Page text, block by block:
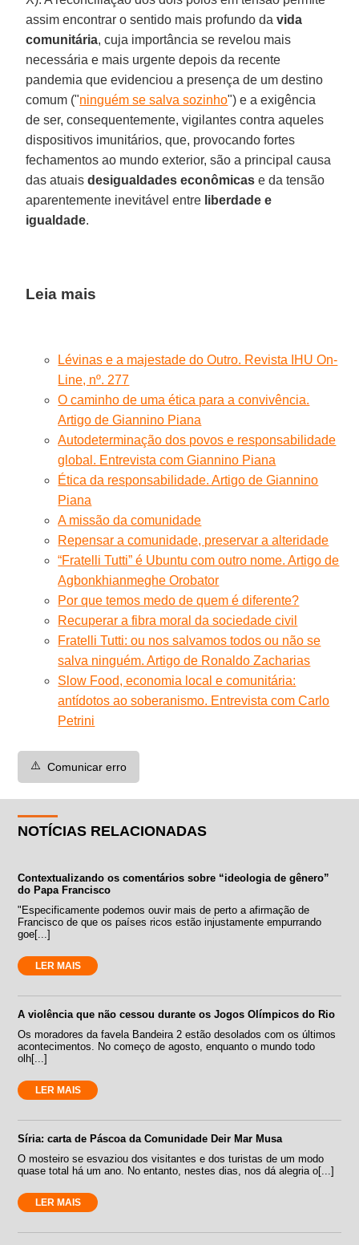
assim encontrar o sentido mais profundo davida
comunitária, cuja importância se revelou mais
necessária e mais urgente depois da recente
pandemia que evidenciou a presença de um destino
comum ("ninguém se salva sozinho") e a exigência
de ser, consequentemente, vigilantes contra aqueles
dispositivos imunitários, que, provocando fortes
fechamentos ao mundo exterior, são a principal causa
das atuaisdesigualdades econômicas e da tensão
aparentemente inevitável entre liberdade e
igualdade.
Leia mais
Lévinas e a majestade do Outro. Revista IHU On-
Line, nº. 277
O caminho de uma ética para a convivência.
Artigo de Giannino Piana
Autodeterminação dos povos e responsabilidade
global. Entrevista com Giannino Piana
Ética da responsabilidade. Artigo de Giannino
Piana
A missão da comunidade
Repensar a comunidade, preservar a alteridade
“Fratelli Tutti” é Ubuntu com outro nome. Artigo de
Agbonkhianmeghe Orobator
Por que temos medo de quem é diferente?
Recuperar a fibra moral da sociedade civil
Fratelli Tutti: ou nos salvamos todos ou não se
salva ninguém. Artigo de Ronaldo Zacharias
Slow Food, economia local e comunitária:
antídotos ao soberanismo. Entrevista com Carlo
Petrini
⚠️ Comunicar erro
NOTÍCIAS RELACIONADAS
Contextualizando os comentários sobre “ideologia de gênero”
do Papa Francisco
"Especificamente podemos ouvir mais de perto a afirmação de
Francisco de que os países ricos estão injustamente empurrando
goe[...]
LER MAIS
A violência que não cessou durante os Jogos Olímpicos do Rio
Os moradores da favela Bandeira 2 estão desolados com os últimos
acontecimentos. No começo de agosto, enquanto o mundo todo
olh[...]
LER MAIS
Síria: carta de Páscoa da Comunidade Deir Mar Musa
O mosteiro se esvaziou dos visitantes e dos turistas de um modo
quase total há um ano. No entanto, nestes dias, nos dá alegria o[...]
LER MAIS